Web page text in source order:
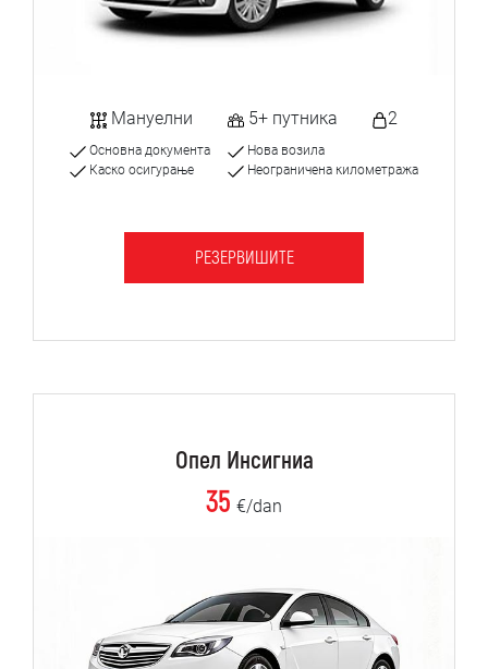
Мануелни 5+ путника 2
Основна документа
Каско осигурање
Нова возила
Неограничена километража
РЕЗЕРВИШИТЕ
Опел Инсигниа
35 €/dan